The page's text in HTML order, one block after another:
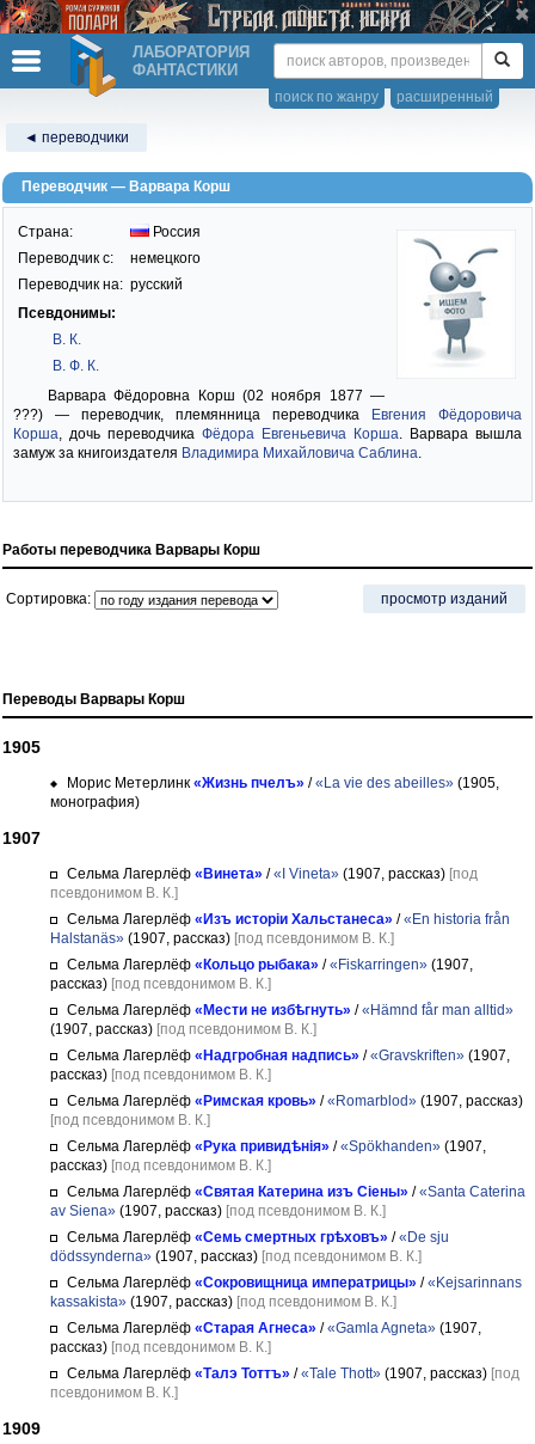
ЛАБОРАТОРИЯ
ФАНТАСТИКИ
расширенный
поиск по жанру
◄ переводчики
Переводчик — Варвара Корш
Страна:
Россия
Переводчик c:
немецкого
Переводчик на: русский
Псевдонимы:
В. К.
В. Ф. К.
Варвара Фёдоровна Корш (02 ноября 1877 —
???) — переводчик, племянница переводчика
Евгения Фёдоровича
Корша, дочь переводчика Фёдора Евгеньевича Корша. Варвара вышла
замуж за книгоиздателя Владимира Михайловича Саблина.
Работы переводчика Варвары Корш
Сортировка: просмотр изданий
Переводы Варвары Корш
1905
Морис Метерлинк «Жизнь пчелъ» /«La vie des abeilles» (1905,
монография)
1907
Сельма Лагерлёф «Винета» /«I Vineta» (1907, рассказ) [под
псевдонимом В. К.]
Сельма Лагерлёф «Изъ исторіи Хальстанеса» /«En historia från
Halstanäs» (1907, рассказ) [под псевдонимом В. К.]
Сельма Лагерлёф «Кольцо рыбака» /«Fiskarringen» (1907,
рассказ) [под псевдонимом В. К.]
Сельма Лагерлёф «Мести не избѣгнуть» /«Hämnd får man alltid»
(1907, рассказ) [под псевдонимом В. К.]
Сельма Лагерлёф «Надгробная надпись» /«Gravskriften» (1907,
рассказ) [под псевдонимом В. К.]
Сельма Лагерлёф «Римская кровь» /«Romarblod» (1907, рассказ)
[под псевдонимом В. К.]
Сельма Лагерлёф «Рука привидѣнія» /«Spökhanden» (1907,
рассказ) [под псевдонимом В. К.]
Сельма Лагерлёф «Святая Катерина изъ Сіены» /«Santa Caterina
av Siena» (1907, рассказ) [под псевдонимом В. К.]
Сельма Лагерлёф «Семь смертных грѣховъ» /«De sju
dödssynderna» (1907, рассказ) [под псевдонимом В. К.]
Сельма Лагерлёф «Сокровищница императрицы» /«Kejsarinnans
kassakista» (1907, рассказ) [под псевдонимом В. К.]
Сельма Лагерлёф «Старая Агнеса» /«Gamla Agneta» (1907,
рассказ) [под псевдонимом В. К.]
Сельма Лагерлёф «Талэ Тоттъ» /«Tale Thott» (1907, рассказ) [под
псевдонимом В. К.]
1909